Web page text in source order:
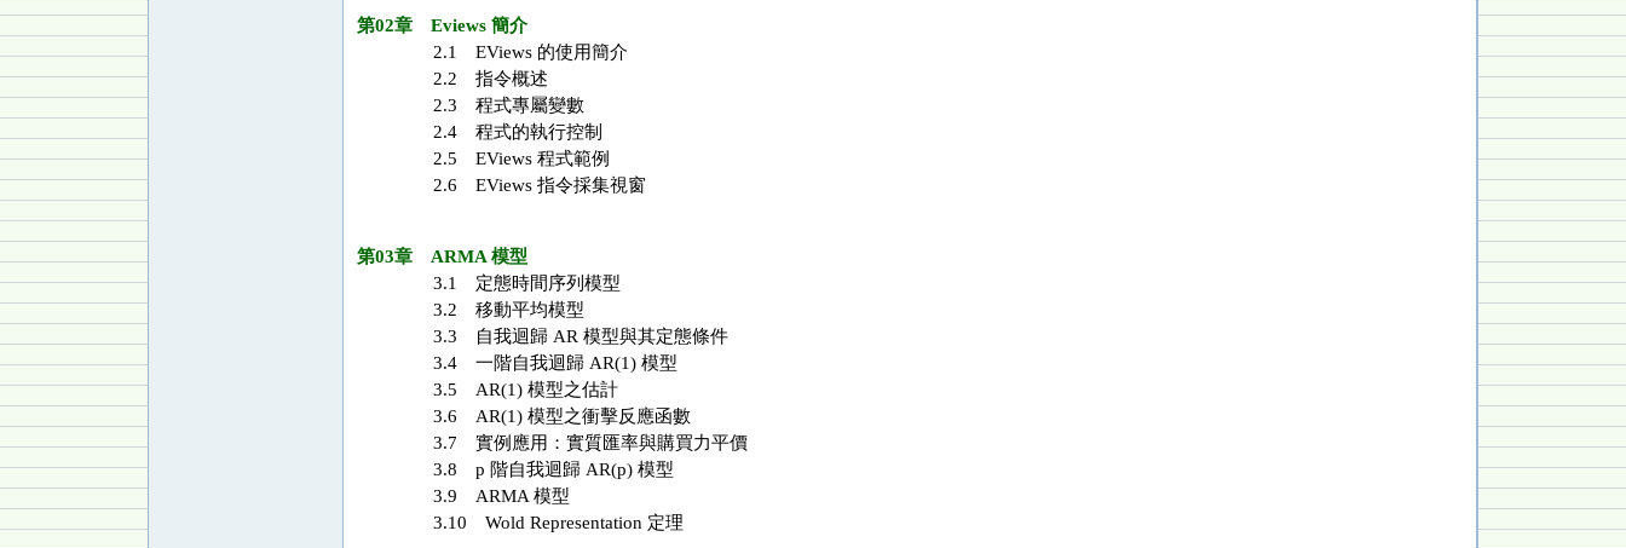
第02章 Eviews 簡介
2.1 EViews 的使用簡介
2.2 指令概述
2.3 程式專屬變數
2.4 程式的執行控制
2.5 EViews 程式範例
2.6 EViews 指令採集視窗
第03章 ARMA 模型
3.1 定態時間序列模型
3.2 移動平均模型
3.3 自我迴歸 AR 模型與其定態條件
3.4 一階自我迴歸 AR(1) 模型
3.5 AR(1) 模型之估計
3.6 AR(1) 模型之衝擊反應函數
3.7 實例應用：實質匯率與購買力平價
3.8 p 階自我迴歸 AR(p) 模型
3.9 ARMA 模型
3.10 Wold Representation 定理